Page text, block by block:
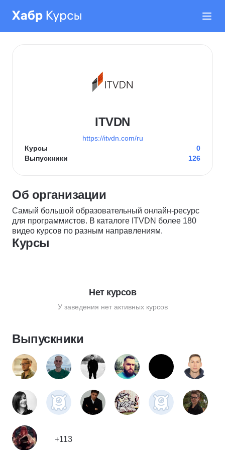
ITVDN
https://itvdn.com/ru
Курсы
0
Выпускники
126
Об организации
Самый большой образовательный онлайн-ресурс
для программистов. В каталоге ITVDN более 180
видео курсов по разным направлениям.
Курсы
Нет курсов
У заведения нет активных курсов
Выпускники
+113